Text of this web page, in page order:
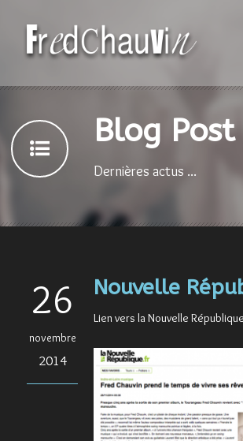
Blog Post
Dernières actus ...
26
novembre
2014
Nouvelle
Lien vers la Nouvelle République